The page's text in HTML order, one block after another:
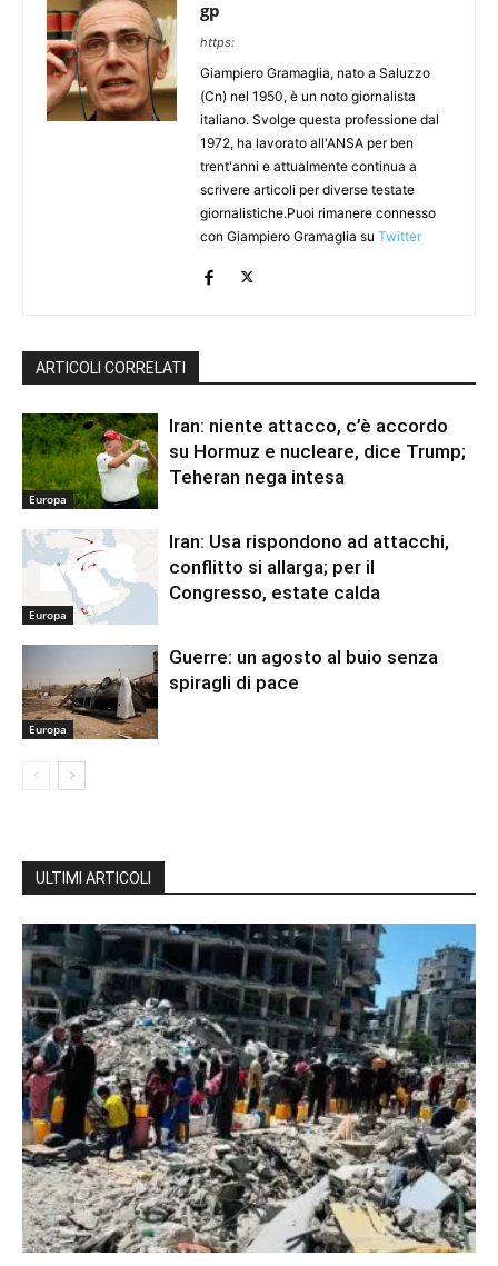
gp
https:
Giampiero Gramaglia, nato a Saluzzo
(Cn) nel 1950, è un noto giornalista
italiano. Svolge questa professione dal
1972, ha lavorato all'ANSA per ben
trent'anni e attualmente continua a
scrivere articoli per diverse testate
giornalistiche.Puoi rimanere connesso
con Giampiero Gramaglia su Twitter
ARTICOLI CORRELATI
Europa
Iran: niente attacco, c’è accordo
su Hormuz e nucleare, dice Trump;
Teheran nega intesa
Europa
Iran: Usa rispondono ad attacchi,
conflitto si allarga; per il
Congresso, estate calda
Europa
Guerre: un agosto al buio senza
spiragli di pace
ULTIMI ARTICOLI